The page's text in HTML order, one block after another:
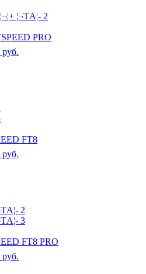
PRO
руб.
FT8
руб.
FT8 PRO
руб.